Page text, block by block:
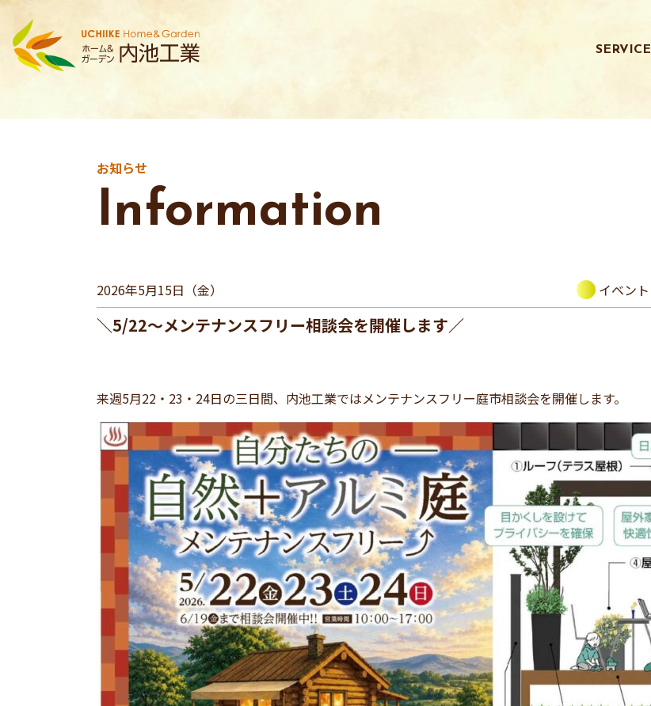
SERVICE
お知らせ
Information
2026年5月15日（金） イベント
＼5/22～メンテナンスフリー相談会を開催します／
来週5月22・23・24日の三日間、内池工業ではメンテナンスフリー庭市相談会を開催します。